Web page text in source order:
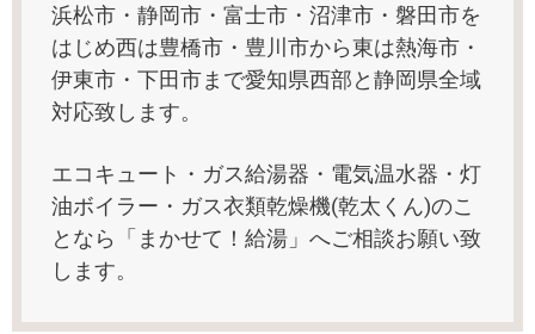
浜松市・静岡市・富士市・沼津市・磐田市を
はじめ西は豊橋市・豊川市から東は熱海市・
伊東市・下田市まで愛知県西部と静岡県全域
対応致します。
エコキュート・ガス給湯器・電気温水器・灯
油ボイラー・ガス衣類乾燥機(乾太くん)のこ
となら「まかせて！給湯」へご相談お願い致
します。